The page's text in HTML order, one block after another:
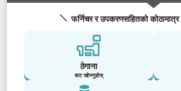
Hankai इलेक्ट्रिक रेलवे Hankai लाइन
हान्काई इलेक्ट्रिक रेलवे कमिमाची लाइन
फर्निचर र उपकरणसहितको कोठामात्र
ठेगाना
बाट खोज्नुहोस्